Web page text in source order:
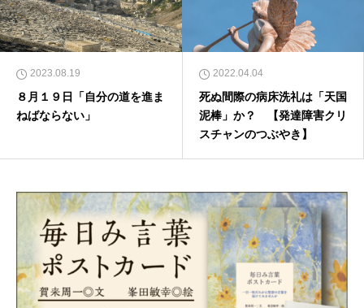
2023.08.19
８月１９日「自分の道を進ま
ねばならない」
2022.04.04
死ぬ間際の病床洗礼は「天国
泥棒」か？ 【発達障害クリ
スチャンのつぶやき】